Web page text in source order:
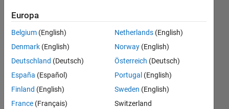
Thomas
7 Mag
2015
Risposte
6
Visualizzazioni
Europa
Belgium (English)
Denmark (English)
Deutschland (Deutsch)
España (Español)
Finland (English)
France (Français)
Netherlands(English)
Norway(English)
Österreich (Deutsch)
Portugal (English)
Sweden (English)
Switzerland